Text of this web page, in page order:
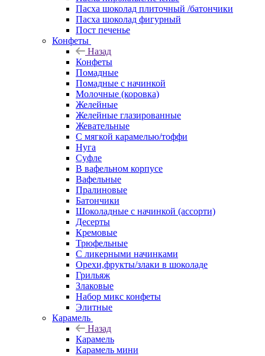
Пасха шоколад плиточный /батончики
Пасха шоколад фигурный
Пост печенье
Конфеты
Назад
Конфеты
Помадные
Помадные с начинкой
Молочные (коровка)
Желейные
Желейные глазированные
Жевательные
С мягкой карамелью/тоффи
Нуга
Суфле
В вафельном корпусе
Вафельные
Пралиновые
Батончики
Шоколадные с начинкой (ассорти)
Десерты
Кремовые
Трюфельные
С ликерными начинками
Орехи,фрукты/злаки в шоколаде
Грильяж
Злаковые
Набор микс конфеты
Элитные
Карамель
Назад
Карамель
Карамель мини